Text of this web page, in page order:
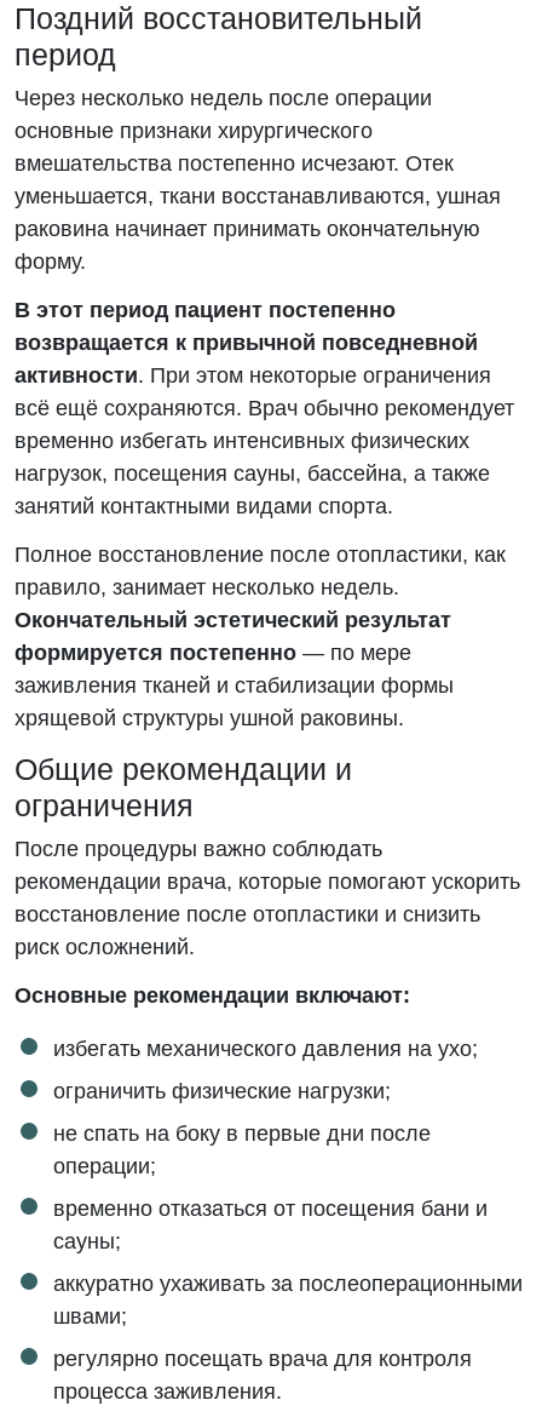
Поздний восстановительный
период
Через несколько недель после операции
основные признаки хирургического
вмешательства постепенно исчезают. Отек
уменьшается, ткани восстанавливаются, ушная
раковина начинает принимать окончательную
форму.
В этот период пациент постепенно
возвращается к привычной повседневной
активности. При этом некоторые ограничения
всё ещё сохраняются. Врач обычно рекомендует
временно избегать интенсивных физических
нагрузок, посещения сауны, бассейна, а также
занятий контактными видами спорта.
Полное восстановление после отопластики, как
правило, занимает несколько недель.
Окончательный эстетический результат
формируется постепенно — по мере
заживления тканей и стабилизации формы
хрящевой структуры ушной раковины.
Общие рекомендации и
ограничения
После процедуры важно соблюдать
рекомендации врача, которые помогают ускорить
восстановление после отопластики и снизить
риск осложнений.
Основные рекомендации включают:
избегать механического давления на ухо;
ограничить физические нагрузки;
не спать на боку в первые дни после
операции;
временно отказаться от посещения бани и
сауны;
аккуратно ухаживать за послеоперационными
швами;
регулярно посещать врача для контроля
процесса заживления.